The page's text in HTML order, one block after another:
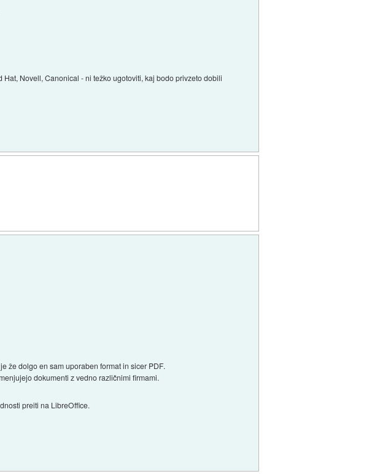
Novell, Canonical - ni težko ugotoviti, kaj bodo privzeto dobili
že dolgo en sam uporaben format in sicer PDF.
dokumenti z vedno različnimi firmami.
preiti na LibreOffice.